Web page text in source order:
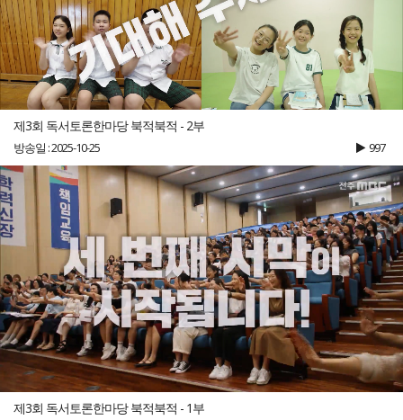
제3회 독서토론한마당 북적북적 - 2부
방송일 : 2025-10-25 997
제3회 독서토론한마당 북적북적 - 1부